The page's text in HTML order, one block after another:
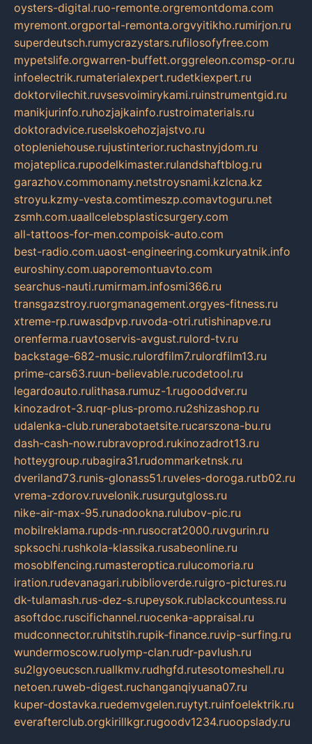
oysters-digital.ruo-remonte.orgremontdoma.com
myremont.orgportal-remonta.orgvyitikho.rumirjon.ru
superdeutsch.rumycrazystars.rufilosofyfree.com
mypetslife.orgwarren-buffett.orggreleon.comsp-or.ru
infoelectrik.rumaterialexpert.rudetkiexpert.ru
doktorvilechit.ruvsesvoimirykami.ruinstrumentgid.ru
manikjurinfo.ruhozjajkainfo.rustroimaterials.ru
doktoradvice.ruselskoehozjajstvo.ru
otopleniehouse.rujustinterior.ruchastnyjdom.ru
mojateplica.rupodelkimaster.rulandshaftblog.ru
garazhov.commonamy.netstroysnami.kzlcna.kz
stroyu.kzmy-vesta.comtimeszp.comavtoguru.net
zsmh.com.uaallcelebsplasticsurgery.com
all-tattoos-for-men.compoisk-auto.com
best-radio.com.uaost-engineering.comkuryatnik.info
euroshiny.com.uaporemontuavto.com
searchus-nauti.rumirmam.infosmi366.ru
transgazstroy.ruorgmanagement.orgyes-fitness.ru
xtreme-rp.ruwasdpvp.ruvoda-otri.rutishinapve.ru
orenferma.ruavtoservis-avgust.rulord-tv.ru
backstage-682-music.rulordfilm7.rulordfilm13.ru
prime-cars63.ruun-believable.rucodetool.ru
legardoauto.rulithasa.rumuz-1.rugooddver.ru
kinozadrot-3.ruqr-plus-promo.ru2shizashop.ru
udalenka-club.runerabotaetsite.rucarszona-bu.ru
dash-cash-now.rubravoprod.rukinozadrot13.ru
hotteygroup.rubagira31.rudommarketnsk.ru
dveriland73.runis-glonass51.ruveles-doroga.rutb02.ru
vrema-zdorov.ruvelonik.rusurgutgloss.ru
nike-air-max-95.runadookna.rulubov-pic.ru
mobilreklama.rupds-nn.rusocrat2000.ruvgurin.ru
spksochi.rushkola-klassika.rusabeonline.ru
mosoblfencing.rumasteroptica.rulucomoria.ru
iration.rudevanagari.rubiblioverde.ruigro-pictures.ru
dk-tulamash.rus-dez-s.rupeysok.rublackcountess.ru
asoftdoc.ruscifichannel.ruocenka-appraisal.ru
mudconnector.ruhitstih.rupik-finance.ruvip-surfing.ru
wundermoscow.ruolymp-clan.rudr-pavlush.ru
su2lgyoeucscn.ruallkmv.rudhgfd.rutesotomeshell.ru
netoen.ruweb-digest.ruchanganqiyuana07.ru
kuper-dostavka.ruedemvgelen.ruytyt.ruinfoelektrik.ru
everafterclub.orgkirillkgr.rugoodv1234.ruoopslady.ru